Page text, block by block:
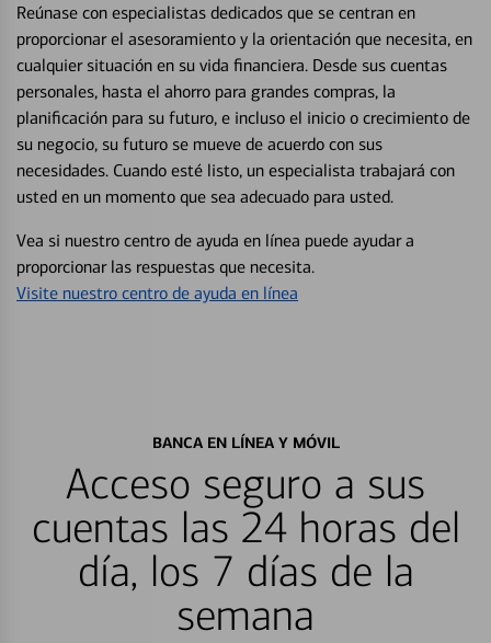
Reúnase con especialistas dedicados que se centran en
proporcionar el asesoramiento y la orientación que necesita, en
cualquier situación en su vida financiera. Desde sus cuentas
personales, hasta el ahorro para grandes compras, la
planificación para su futuro, e incluso el inicio o crecimiento de
su negocio, su futuro se mueve de acuerdo con sus
necesidades. Cuando esté listo, un especialista trabajará con
usted en un momento que sea adecuado para usted.
Vea si nuestro centro de ayuda en línea puede ayudar a
proporcionar las respuestas que necesita.
Visite nuestro centro de ayuda en línea
BANCA EN LÍNEA Y MÓVIL
Acceso seguro a sus
cuentas las 24 horas del
día, los 7 días de la
semana